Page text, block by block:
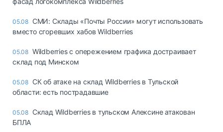
05.08 СМИ: Склады «Почты России» могут использовать
вместо сгоревших хабов Wildberries
05.08 Wildberries с опережением графика достраивает
склад под Минском
05.08 СК об атаке на склад Wildberries в Тульской
области: есть пострадавшие
05.08 Склад Wildberries в тульском Алексине атакован
БПЛА